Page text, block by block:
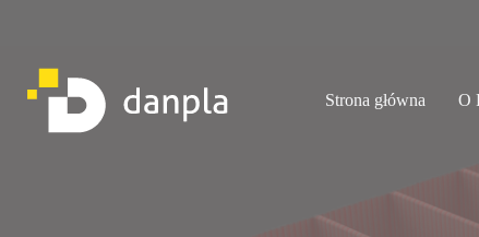
Strona główna O